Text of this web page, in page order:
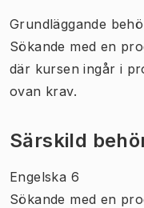
Grundläggande
Sökande med en
där kursen ingår i
ovan krav.
Särskild
Engelska 6
Sökande med en